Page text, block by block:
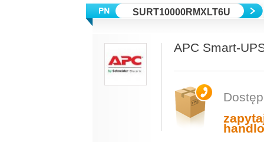
SURT10000RMXLT6U
APC Smart-